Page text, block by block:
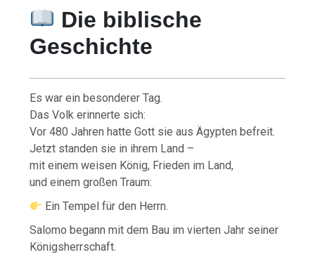
Die biblische
Geschichte
Es war ein besonderer Tag.
Das Volk erinnerte sich:
Vor 480 Jahren hatte Gott sie aus Ägypten befreit.
Jetzt standen sie in ihrem Land –
mit einem weisen König, Frieden im Land,
und einem großen Traum:
Ein Tempel für den Herrn.
Salomo begann mit dem Bau im vierten Jahr seiner
Königsherrschaft.